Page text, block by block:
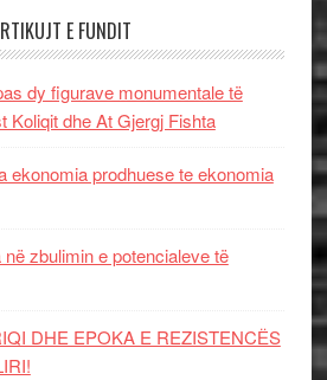
E FUNDIT
dy figurave monumentale të
Koliqit dhe At Gjergj Fishta
ekonomia prodhuese te ekonomia
zbulimin e potencialeve të
DHE EPOKA E REZISTENCЁS